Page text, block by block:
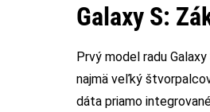
Galaxy S:
Prvý model radu
najmä veľký
dáta priamo